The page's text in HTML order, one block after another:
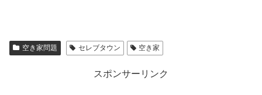
空き家問題 セレブタウン 空き家
スポンサーリンク